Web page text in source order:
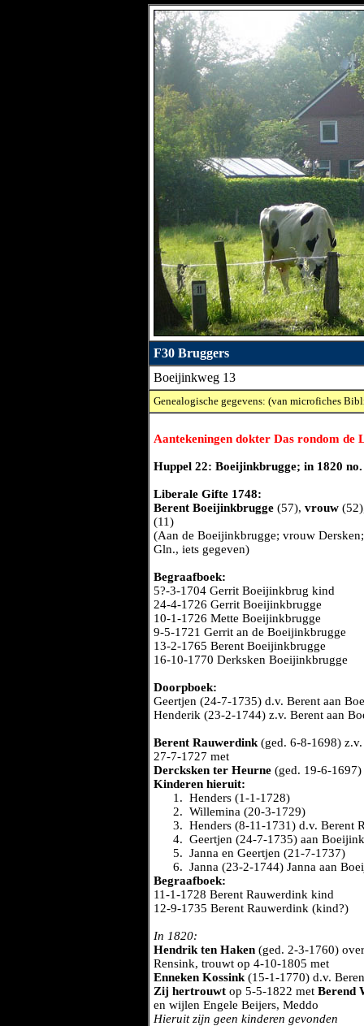
F30 Bruggers
Boeijinkweg 13
Genealogische gegevens: (van microfiches
Aantekeningen dokter Das rondom de
Huppel 22: Boeijinkbrugge; in 1820
Liberale Gifte 1748:
Berent Boeijinkbrugge (57), vrouw
(11)
(Aan de Boeijinkbrugge; vrouw
Gln., iets gegeven)
Begraafboek:
5?-3-1704 Gerrit Boeijinkbrug kind
24-4-1726 Gerrit Boeijinkbrugge
10-1-1726 Mette Boeijinkbrugge
9-5-1721 Gerrit an de Boeijinkbrugge
13-2-1765 Berent Boeijinkbrugge
16-10-1770 Derksken Boeijinkbrugge
Doorpboek:
Geertjen (24-7-1735) d.v. Berent aan
Henderik (23-2-1744) z.v. Berent aan
Berent Rauwerdink (ged. 6-8-1698)
27-7-1727 met
Dercksken ter Heurne (ged. 19-6-
Kinderen hieruit:
1. Henders (1-1-1728)
2. Willemina (20-3-1729)
3. Henders (8-11-1731) d.v. Berent
4. Geertjen (24-7-1735) aan
5. Janna en Geertjen (21-7-1737)
6. Janna (23-2-1744) Janna aan
Begraafboek:
11-1-1728 Berent Rauwerdink kind
12-9-1735 Berent Rauwerdink (kind?)
In 1820:
Hendrik ten Haken (ged. 2-3-1760)
Rensink, trouwt op 4-10-1805 met
Enneken Kossink (15-1-1770) d.v.
Zij hertrouwt op 5-5-1822 met Berend
en wijlen Engele Beijers, Meddo
Hieruit zijn geen kinderen gevonden